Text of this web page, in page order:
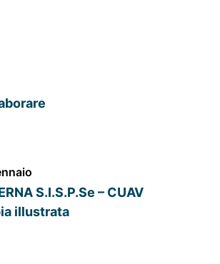
S.I.S.P.Se – CUAV
illustrata